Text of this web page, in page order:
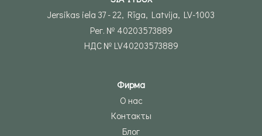
Jersikas iela 37 - 22, Rīga, Latvija, LV-1003
Рег. № 40203573889
НДС № LV40203573889
Фирма
О нас
Контакты
Блог